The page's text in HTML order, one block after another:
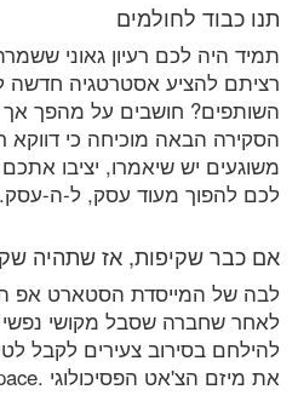
תנו כבוד לחולמים
תמיד היה לכם רעיון גאוני
רציתם להציע אסטרטגיה
השותפים? חושבים על מהפך אך
הסקירה הבאה מוכיחה כי דווקא
משוגעים יש שיאמרו, יציבו
לכם להפוך מעוד עסק, ל-ה-עסק.
אם כבר שקיפות, אז שתהיה
לבה של המייסדת הסטארט אפ
לאחר שחברה שסבל מקושי נפשי
להילחם בסירוב צעירים לקבל
את מיזם הצ'אט הפסיכולוגי .Talkspace